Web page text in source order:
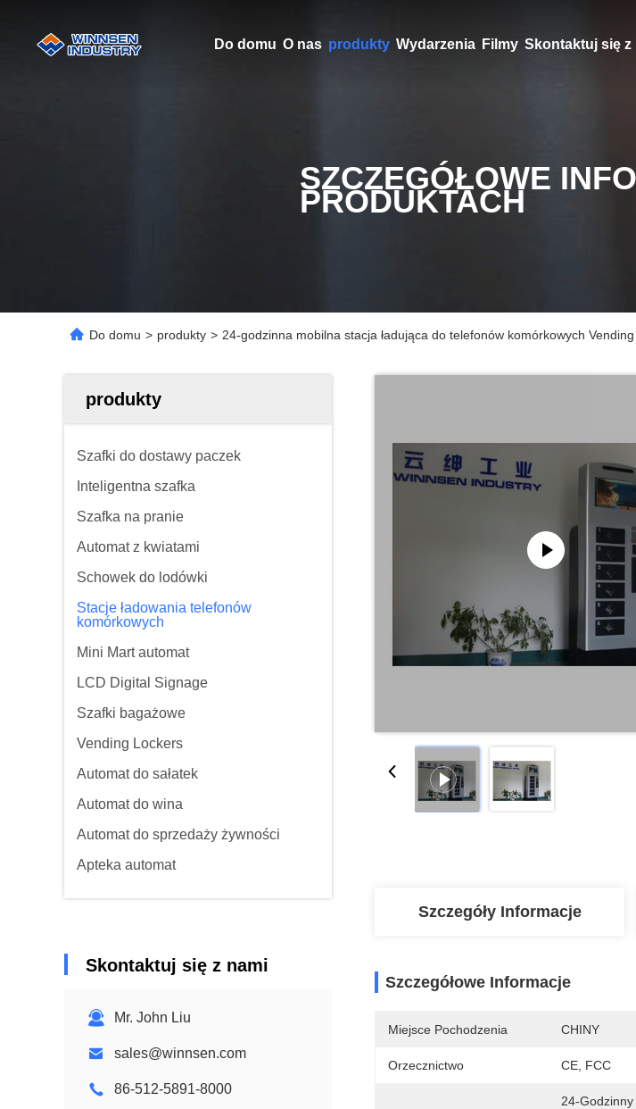
Do domu O nas produkty Wydarzenia Filmy Skontaktuj się z
SZCZEGÓŁOWE
PRODUKTACH
Do domu > produkty > 24-godzinna mobilna stacja ładująca do telefonów komórkowych
produkty
Szafki do dostawy paczek
Inteligentna szafka
Szafka na pranie
Automat z kwiatami
Schowek do lodówki
Stacje ładowania telefonów
komórkowych
Mini Mart automat
LCD Digital Signage
Szafki bagażowe
Vending Lockers
Automat do sałatek
Automat do wina
Automat do sprzedaży żywności
Apteka automat
Skontaktuj się z nami
Mr. John Liu
sales@winnsen.com
86-512-5891-8000
Szczegóły Informacje
Szczegółowe Informacje
Miejsce Pochodzenia CHINY
Orzecznictwo CE, FCC
24-